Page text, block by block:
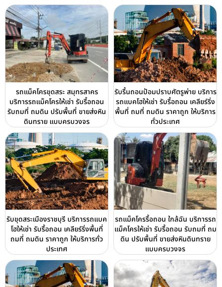
รถแม็คโครขุดสระ สมุทรสาคร
บริการรถแม็คโครให้เช่า รับรื้อถอน
รับถมที่ ถมดิน ปรับพื้นที่ ขายส่งหิน
ดินทราย แบบครบวงจร
รับรื้นถอนป้อมปราบศัตรูพ่าย บริการ
รถแบคโฮให้เช่า รับรื้อถอน เคลียร์ริ่ง
พื้นที่ ถมที่ ถมดิน ราคาถูก ให้บริการ
ทั่วประเทศ
รับขุดสระเมืองราชบุรี บริการรถแบค
โฮให้เช่า รับรื้อถอน เคลียร์ริ่งพื้นที่
ถมที่ ถมดิน ราคาถูก ให้บริการทั่ว
ประเทศ
รถแม็คโครรื้อถอน ใกล้ฉัน บริการรถ
แม็คโครให้เช่า รับรื้อถอน รับถมที่ ถม
ดิน ปรับพื้นที่ ขายส่งหินดินทราย
แบบครบวงจร